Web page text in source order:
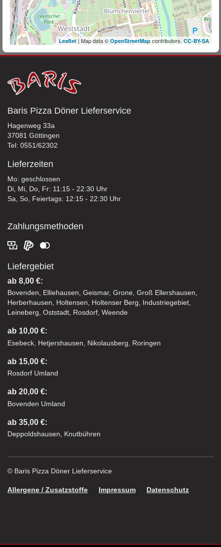
Leaflet| Map data © OpenStreetMapcontributors, CC-BY-SA
Baris Pizza Döner Lieferservice
Hagenweg 33a
37081 Göttingen
Tel: 0551/62302
Lieferzeiten
Mo: geschlossen
Di, Mi, Do, Fr: 11:15 - 22:30 Uhr
Sa, So, Feiertags: 12:15 - 22:30 Uhr
Zahlungsmethoden
Liefergebiet
ab 8,00 €:
Bovenden, Elliehausen, Geismar, Grone, Groß Ellershausen,
Herberhausen, Holtensen, Holtenser Berg, Industriegebiet,
Leineberg, Oststadt, Rosdorf, Weende
ab 10,00 €:
Esebeck, Hetjershausen, Nikolausberg, Roringen
ab 15,00 €:
Rosdorf Umland
ab 20,00 €:
Bovenden Umland
ab 35,00 €:
Deppoldshausen, Knutbühren
© Baris Pizza Döner Lieferservice
Allergene / Zusatzstoffe Impressum Datenschutz